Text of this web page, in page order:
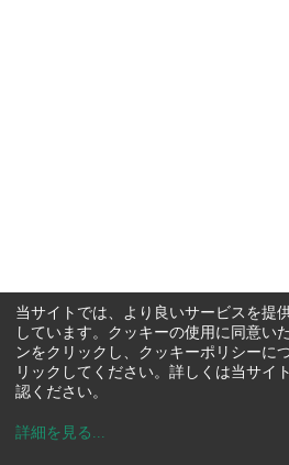
当サイトでは、より良いサービスを提
しています。クッキーの使用に同意い
ンをクリックし、クッキーポリシーに
リックしてください。詳しくは当サイ
認ください。
詳細を見る ...